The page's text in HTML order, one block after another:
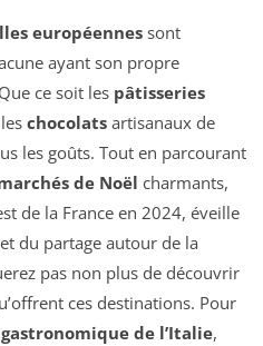
européennes sont
ayant son propre
ce soit les pâtisseries
chocolats artisanaux de
les goûts. Tout en parcourant
de Noël charmants,
de la France en 2024, éveille
et du partage autour de la
pas non plus de découvrir
ces destinations. Pour
de l’Italie,